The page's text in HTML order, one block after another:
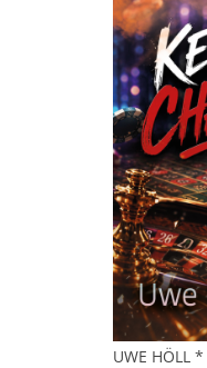
UWE HÖLL